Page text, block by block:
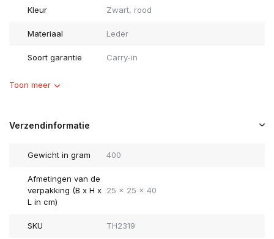
Kleur Zwart, rood
Materiaal Leder
Soort garantie Carry-in
Toon meer
Verzendinformatie
Gewicht in gram 400
Afmetingen van de
verpakking (B x H x
L in cm)
25 x 25 x 40
SKU TH2319